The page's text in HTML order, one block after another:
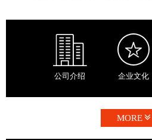
公司介绍 企业文化
MORE